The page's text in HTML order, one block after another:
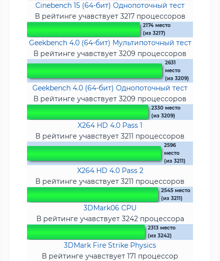
Cinebench 15 (64-бит) Однопоточный тест
В рейтинге учавствует 3217 процессоров
2174 место
(из 3217)
Geekbench 4.0 (64-бит) Мультипоточный тест
В рейтинге учавствует 3209 процессоров
2631
место
(из 3209)
Geekbench 4.0 (64-бит) Однопоточный тест
В рейтинге учавствует 3209 процессоров
2330 место
(из 3209)
X264 HD 4.0 Pass 1
В рейтинге учавствует 3211 процессоров
2596
место
(из 3211)
X264 HD 4.0 Pass 2
В рейтинге учавствует 3211 процессоров
2545 место
(из 3211)
3DMark06 CPU
В рейтинге учавствует 3242 процессора
2313 место
(из 3242)
3DMark Fire Strike Physics
В рейтинге учавствует 171 процессор